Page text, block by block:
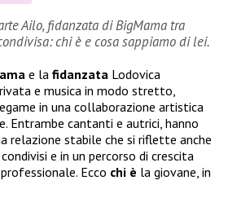
Ailo, fidanzata di BigMama tra
chi è e cosa sappiamo di lei.
e la fidanzata Lodovica
e musica in modo stretto,
in una collaborazione artistica
Entrambe cantanti e autrici, hanno
relazione stabile che si riflette anche
e in un percorso di crescita
Ecco chi è la giovane, in